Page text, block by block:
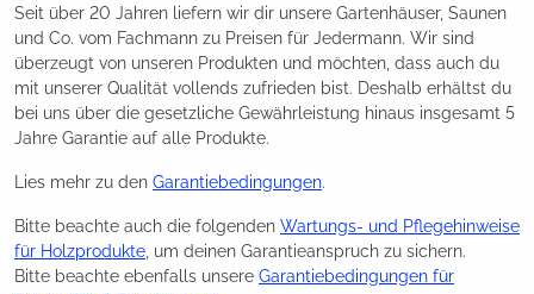
Seit über 20 Jahren liefern wir dir unsere Gartenhäuser, Saunen
und Co. vom Fachmann zu Preisen für Jedermann. Wir sind
überzeugt von unseren Produkten und möchten, dass auch du
mit unserer Qualität vollends zufrieden bist. Deshalb erhältst du
bei uns über die gesetzliche Gewährleistung hinaus insgesamt 5
Jahre Garantie auf alle Produkte.
Lies mehr zu den Garantiebedingungen.
Bitte beachte auch die folgenden Wartungs- und Pflegehinweise
für Holzprodukte , um deinen Garantieanspruch zu sichern.
Bitte beachte ebenfalls unsere Garantiebedingungen für